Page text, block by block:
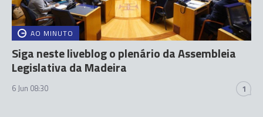
AO MINUTO
Siga neste liveblog o plenário da Assembleia
Legislativa da Madeira
6 Jun 08:30 1